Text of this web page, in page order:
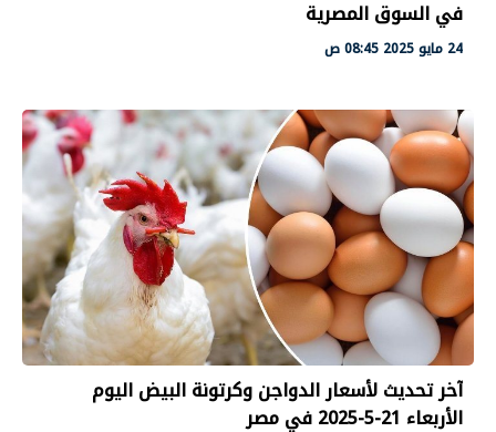
في السوق المصرية
24 مايو 2025 08:45 ص
آخر تحديث لأسعار الدواجن وكرتونة البيض اليوم
الأربعاء 21-5-2025 في مصر